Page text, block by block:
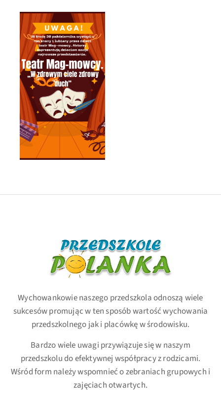
Wychowankowie naszego przedszkola odnoszą wiele
sukcesów promując w ten sposób wartość wychowania
przedszkolnego jak i placówkę w środowisku.
Bardzo wiele uwagi przywiązuje się w naszym
przedszkolu do efektywnej współpracy z rodzicami.
Wśród form należy wspomnieć o zebraniach grupowych i
zajęciach otwartych.